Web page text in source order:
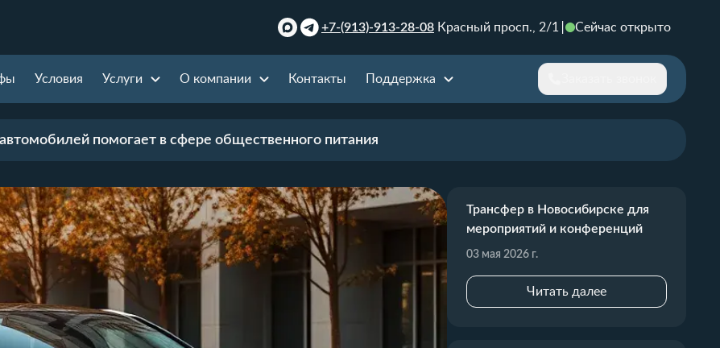
+7-(913)-913-28-08 Красный просп., 2/1 Сейчас открыто
Условия Услуги О компании Контакты Поддержка
помогает в сфере общественного питания
Трансфер в Новосибирске для
мероприятий и конференций
03 мая 2026 г.
Читать далее